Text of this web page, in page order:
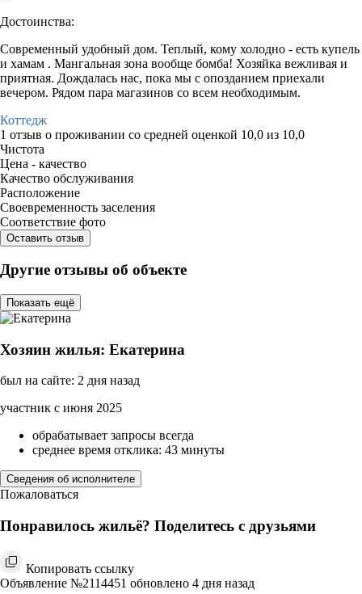
Достоинства:
Современный удобный дом. Теплый, кому холодно - есть купель
и хамам . Мангальная зона вообще бомба! Хозяйка вежливая и
приятная. Дождалась нас, пока мы с опозданием приехали
вечером. Рядом пара магазинов со всем необходимым.
Коттедж
1 отзыв о проживании со средней оценкой 10,0 из 10,0
Чистота
Цена - качество
Качество обслуживания
Расположение
Своевременность заселения
Соответствие фото
Оставить отзыв
Другие отзывы об объекте
Показать ещё
Хозяин жилья: Екатерина
был на сайте: 2 дня назад
участник с июня 2025
обрабатывает запросы всегда
среднее время отклика: 43 минуты
Сведения об исполнителе
Пожаловаться
Понравилось жильё? Поделитесь с друзьями
Копировать ссылку
Объявление №2114451 обновлено 4 дня назад